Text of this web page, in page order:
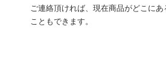
ご連絡頂ければ、現在商品がどこに
こともできます。